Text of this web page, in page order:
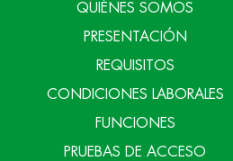
QUIÉNES SOMOS
PRESENTACIÓN
REQUISITOS
CONDICIONES LABORALES
FUNCIONES
PRUEBAS DE ACCESO